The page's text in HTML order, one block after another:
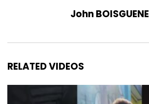
John BOISGUENE
RELATED VIDEOS